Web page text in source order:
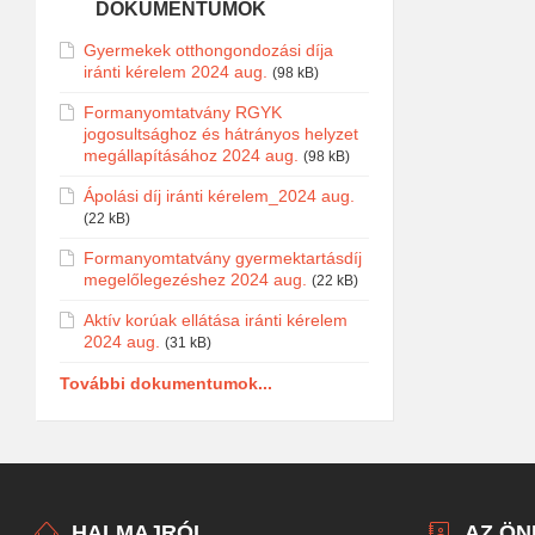
DOKUMENTUMOK
Gyermekek otthongondozási díja
iránti kérelem 2024 aug. (98 kB)
Formanyomtatvány RGYK
jogosultsághoz és hátrányos helyzet
megállapításához 2024 aug. (98 kB)
Ápolási díj iránti kérelem_2024 aug.
(22 kB)
Formanyomtatvány gyermektartásdíj
megelőlegezéshez 2024 aug. (22 kB)
Aktív korúak ellátása iránti kérelem
2024 aug. (31 kB)
További dokumentumok...